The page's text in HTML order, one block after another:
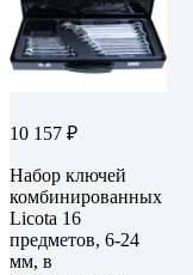
10 157 ₽
Набор ключей
комбинированных
Licota 16
предметов, 6-24
мм, в